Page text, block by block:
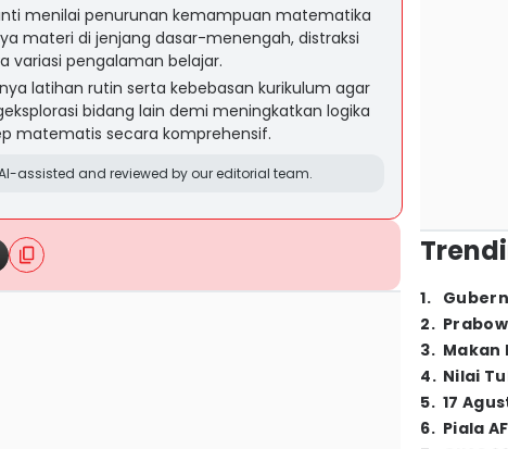
menilai penurunan kemampuan matematika
materi di jenjang dasar-menengah, distraksi
variasi pengalaman belajar.
latihan rutin serta kebebasan kurikulum agar
bidang lain demi meningkatkan logika
matematis secara komprehensif.
assisted and reviewed by our editorial team.
1.
2.
3. Makan
4. Nilai
5. 17
6. Piala